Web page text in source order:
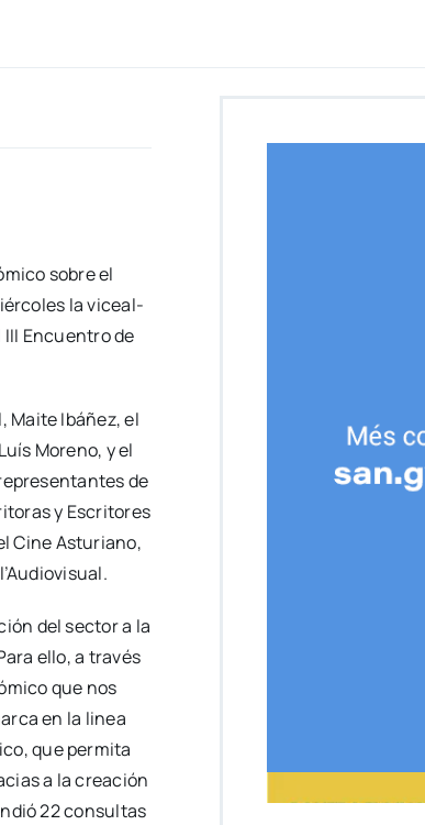
sobre el
la vice­al­
Encuen­tro de
Mai­te Ibá­ñez, el
Moreno, y el
de
y Escri­to­res
Cine Astu­riano,
del sec­tor a la
ello, a tra­vés
que nos
en la linea
que per­mi­ta
a la crea­ción
22 con­sul­tas